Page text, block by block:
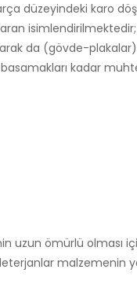
düzeyindeki karo
da (gövde-
kadar
uzun ömürlü olması
malzemenin